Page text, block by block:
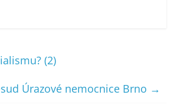
(2)
Úrazové nemocnice Brno →